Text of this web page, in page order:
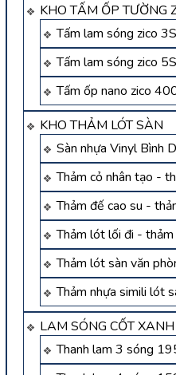
KHO TẤM ỐP TƯỜNG
Tấm lam sóng zico
Tấm lam sóng zico
Tấm ốp nano zico
KHO THẢM LÓT SÀN
Sàn nhựa Vinyl Bình
Thảm cỏ nhân tạo -
Thảm đế cao su -
Thảm lót lối đi - thảm
Thảm lót sàn văn
Thảm nhựa simili lót
LAM SÓNG CỐT XANH
Thanh lam 3 sóng